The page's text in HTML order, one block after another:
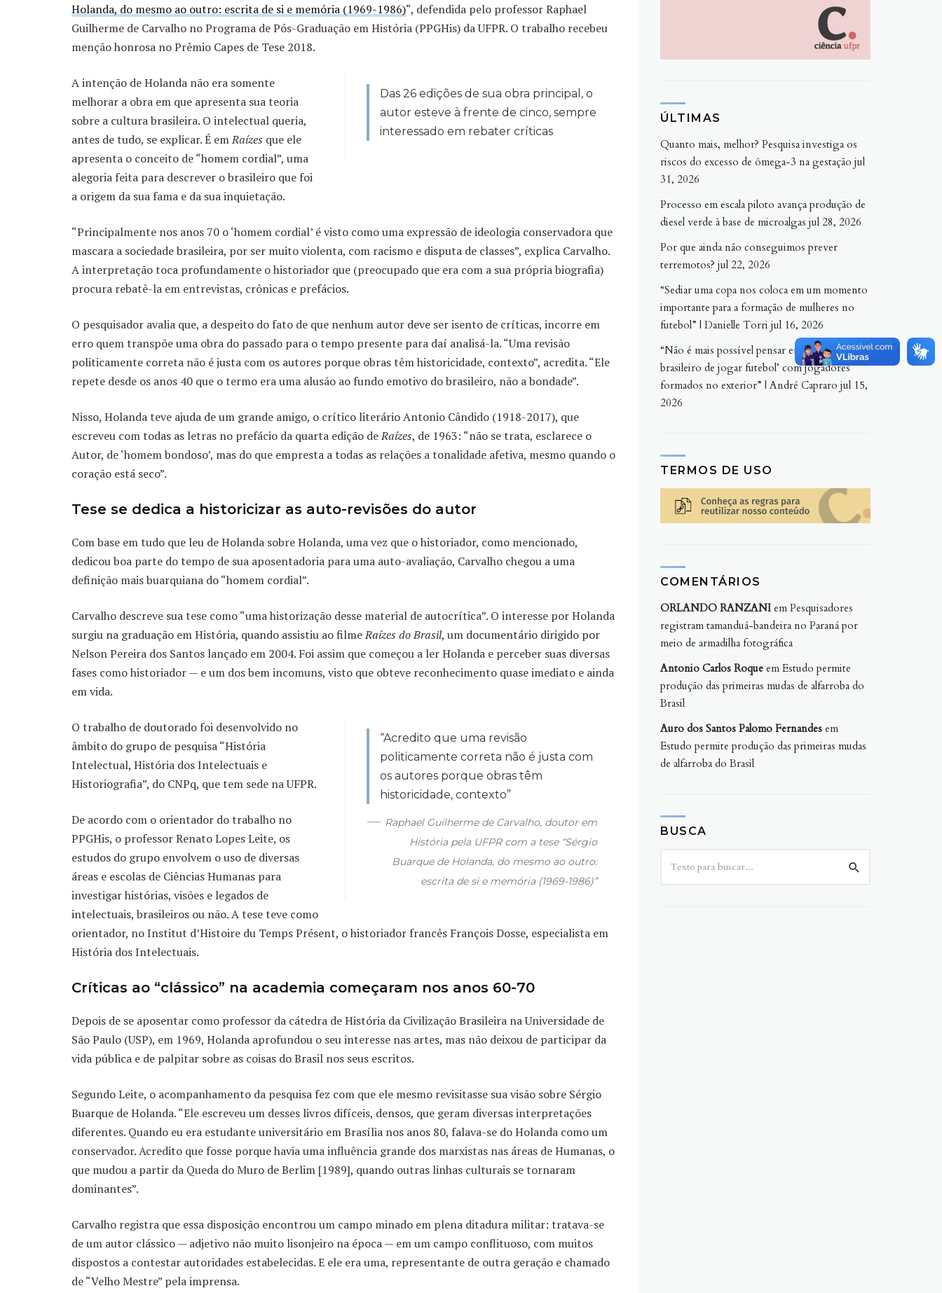
Holanda, do mesmo ao outro: escrita de si e memória (1969-1986)“, defendida pelo professor Raphael
Guilherme de Carvalho no Programa de Pós-Graduação em História (PPGHis) da UFPR. O trabalho recebeu
menção honrosa no Prêmio Capes de Tese 2018.
Das 26 edições de sua obra principal, o
autor esteve à frente de cinco, sempre
interessado em rebater críticas
A intenção de Holanda não era somente
melhorar a obra em que apresenta sua teoria
sobre a cultura brasileira. O intelectual queria,
antes de tudo, se explicar. É emRaízes que ele
apresenta o conceito de “homem cordial”, uma
alegoria feita para descrever o brasileiro que foi
a origem da sua fama e da sua inquietação.
“Principalmente nos anos 70 o ‘homem cordial’ é visto como uma expressão de ideologia conservadora que
mascara a sociedade brasileira, por ser muito violenta, com racismo e disputa de classes”, explica Carvalho.
A interpretação toca profundamente o historiador que (preocupado que era com a sua própria biografia)
procura rebatê-la em entrevistas, crônicas e prefácios.
O pesquisador avalia que, a despeito do fato de que nenhum autor deve ser isento de críticas, incorre em
erro quem transpõe uma obra do passado para o tempo presente para daí analisá-la. “Uma revisão
politicamente correta não é justa com os autores porque obras têm historicidade, contexto”, acredita. “Ele
repete desde os anos 40 que o termo era uma alusão ao fundo emotivo do brasileiro, não a bondade”.
Nisso, Holanda teve ajuda de um grande amigo, o crítico literário Antonio Cândido (1918-2017), que
escreveu com todas as letras no prefácio da quarta edição deRaízes, de 1963: “não se trata, esclarece o
Autor, de ‘homem bondoso’, mas do que empresta a todas as relações a tonalidade afetiva, mesmo quando o
coração está seco”.
Tese se dedica a historicizar as auto-revisões do autor
Com base em tudo que leu de Holanda sobre Holanda, uma vez que o historiador, como mencionado,
dedicou boa parte do tempo de sua aposentadoria para uma auto-avaliação, Carvalho chegou a uma
definição mais buarquiana do “homem cordial”.
Carvalho descreve sua tese como “uma historização desse material de autocrítica”. O interesse por Holanda
surgiu na graduação em História, quando assistiu ao filmeRaízes do Brasil, um documentário dirigido por
Nelson Pereira dos Santos lançado em 2004. Foi assim que começou a ler Holanda e perceber suas diversas
fases como historiador — e um dos bem incomuns, visto que obteve reconhecimento quase imediato e ainda
em vida.
“Acredito que uma revisão
politicamente correta não é justa com
os autores porque obras têm
historicidade, contexto”
Raphael Guilherme de Carvalho, doutor em
História pela UFPR com a tese “Sérgio
Buarque de Holanda, do mesmo ao outro:
escrita de si e memória (1969-1986)”
O trabalho de doutorado foi desenvolvido no
âmbito do grupo de pesquisa “História
Intelectual, História dos Intelectuais e
Historiografia”, do CNPq, que tem sede na UFPR.
De acordo com o orientador do trabalho no
PPGHis, o professor Renato Lopes Leite, os
estudos do grupo envolvem o uso de diversas
áreas e escolas de Ciências Humanas para
investigar histórias, visões e legados de
intelectuais, brasileiros ou não. A tese teve como
orientador, no Institut d’Histoire du Temps Présent, o historiador francês François Dosse, especialista em
História dos Intelectuais.
Críticas ao “clássico” na academia começaram nos anos 60-70
Depois de se aposentar como professor da cátedra de História da Civilização Brasileira na Universidade de
São Paulo (USP), em 1969, Holanda aprofundou o seu interesse nas artes, mas não deixou de participar da
vida pública e de palpitar sobre as coisas do Brasil nos seus escritos.
Segundo Leite, o acompanhamento da pesquisa fez com que ele mesmo revisitasse sua visão sobre Sérgio
Buarque de Holanda. “Ele escreveu um desses livros difíceis, densos, que geram diversas interpretações
diferentes. Quando eu era estudante universitário em Brasília nos anos 80, falava-se do Holanda como um
conservador. Acredito que fosse porque havia uma influência grande dos marxistas nas áreas de Humanas, o
que mudou a partir da Queda do Muro de Berlim [1989], quando outras linhas culturais se tornaram
dominantes”.
Carvalho registra que essa disposição encontrou um campo minado em plena ditadura militar: tratava-se
de um autor clássico — adjetivo não muito lisonjeiro na época — em um campo conflituoso, com muitos
dispostos a contestar autoridades estabelecidas. E ele era uma, representante de outra geração e chamado
de “Velho Mestre” pela imprensa.
ÚLTIMAS
Quanto mais, melhor? Pesquisa investiga os
riscos do excesso de ômega-3 na gestação jul
31, 2026
Processo em escala piloto avança produção de
diesel verde à base de microalgas jul 28, 2026
Por que ainda não conseguimos prever
terremotos? jul 22, 2026
“Sediar uma copa nos coloca em um momento
importante para a formação de mulheres no
futebol” | Danielle Torri jul 16, 2026
“Não é mais possível pensar em ‘estilo
brasileiro de jogar futebol’ com jogadores
formados no exterior” | André Capraro jul 15,
2026
TERMOS DE USO
COMENTÁRIOS
ORLANDO RANZANI em Pesquisadores
registram tamanduá-bandeira no Paraná por
meio de armadilha fotográfica
Antonio Carlos Roque em Estudo permite
produção das primeiras mudas de alfarroba do
Brasil
Auro dos Santos Palomo Fernandes em
Estudo permite produção das primeiras mudas
de alfarroba do Brasil
BUSCA